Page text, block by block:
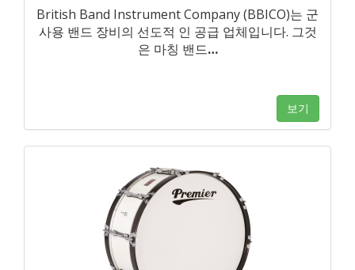
British Band Instrument Company (BBICO)는 군
사용 밴드 장비의 선도적 인 공급 업체입니다. 그것
은 마칭 밴드…
보기